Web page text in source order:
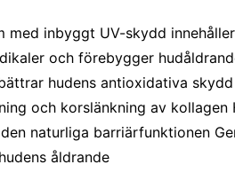
inbyggt UV-skydd
och förebygger
hudens antioxidativa
och korslänkning av kollagen
naturliga barriärfunktionen
åldrande